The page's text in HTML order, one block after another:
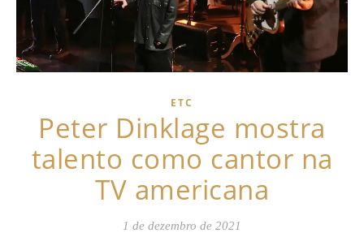
ETC
Peter Dinklage mostra
talento como cantor na
TV americana
1 de dezembro de 2021